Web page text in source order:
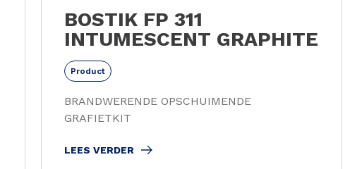
BOSTIK FP 311
INTUMESCENT GRAPHITE
Product
BRANDWERENDE OPSCHUIMENDE
GRAFIETKIT
LEES VERDER